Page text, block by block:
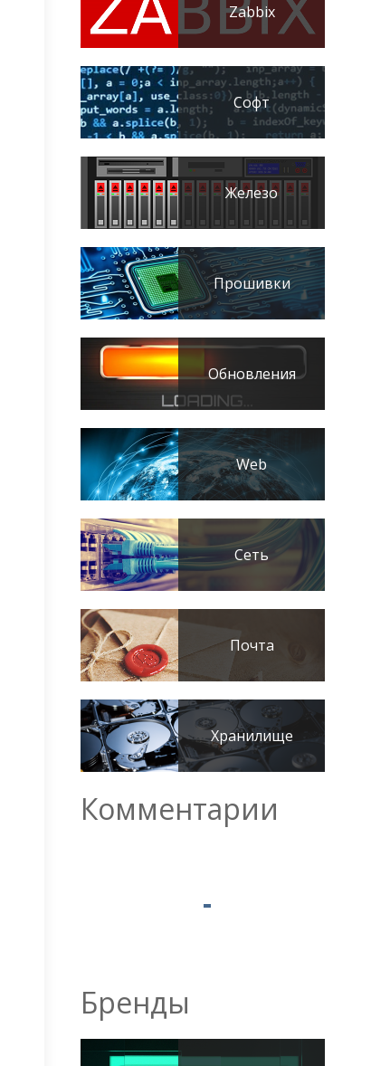
Zabbix
Софт
Железо
Прошивки
Обновления
Web
Сеть
Почта
Хранилище
Комментарии
Бренды